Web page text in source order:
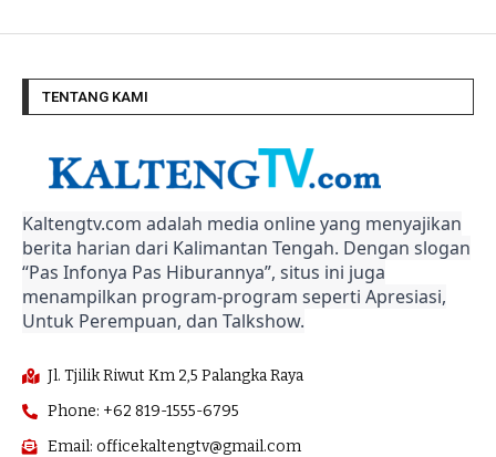
TENTANG KAMI
Kaltengtv.com adalah media online yang menyajikan
berita harian dari Kalimantan Tengah. Dengan slogan
“Pas Infonya Pas Hiburannya”, situs ini juga
menampilkan program-program seperti Apresiasi,
Untuk Perempuan, dan Talkshow.
Jl. Tjilik Riwut Km 2,5 Palangka Raya
Phone: +62 819-1555-6795
Email: officekaltengtv@gmail.com